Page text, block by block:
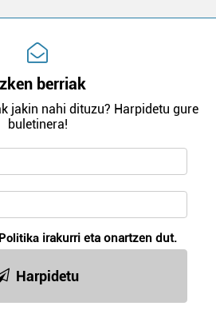
berriak
jakin nahi dituzu? Harpidetu gure
buletinera!
irakurri eta onartzen dut.
Harpidetu